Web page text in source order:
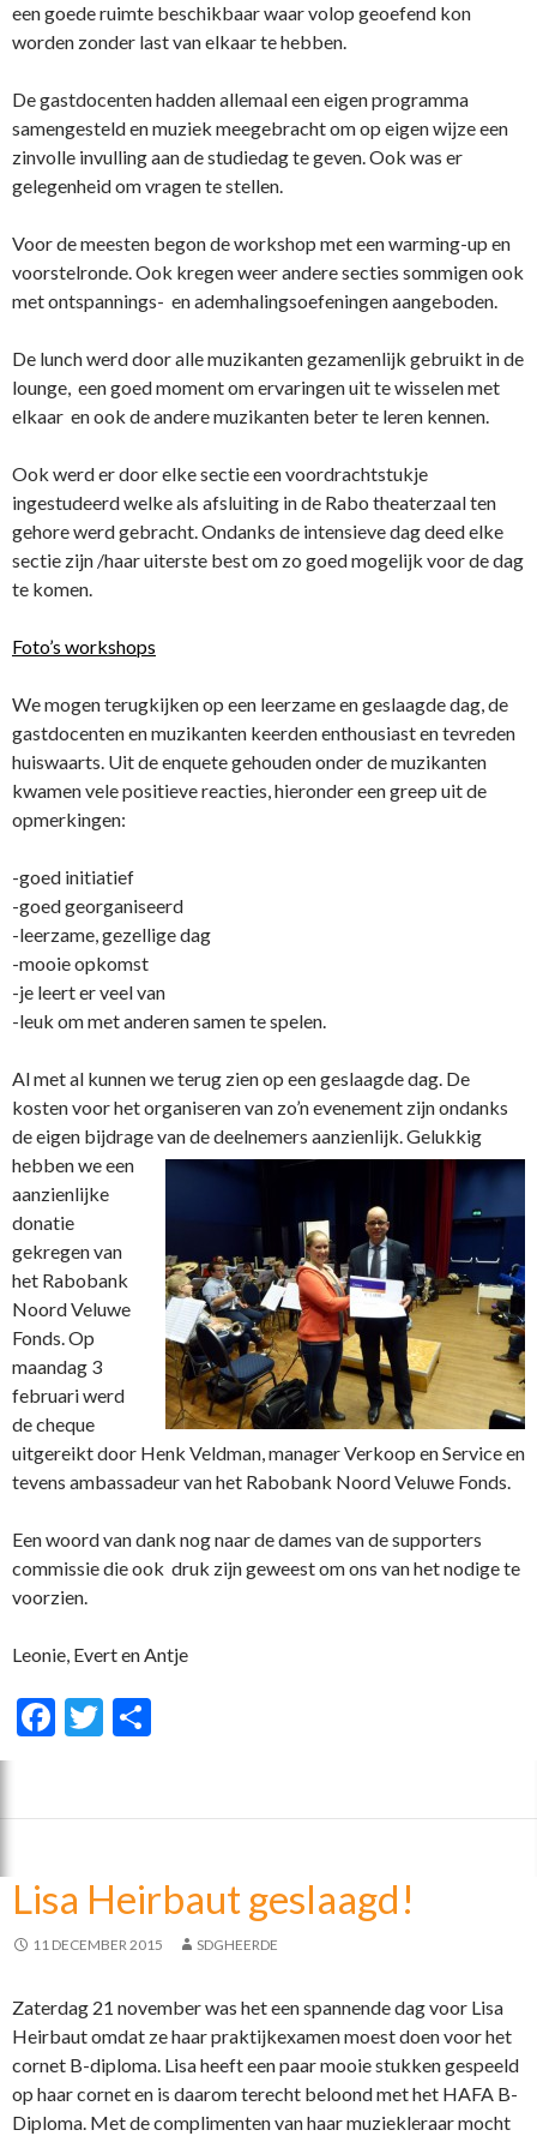
een goede ruimte beschikbaar waar volop geoefend kon
worden zonder last van elkaar te hebben.
De gastdocenten hadden allemaal een eigen programma
samengesteld en muziek meegebracht om op eigen wijze een
zinvolle invulling aan de studiedag te geven. Ook was er
gelegenheid om vragen te stellen.
Voor de meesten begon de workshop met een warming-up en
voorstelronde. Ook kregen weer andere secties sommigen ook
met ontspannings- en ademhalingsoefeningen aangeboden.
De lunch werd door alle muzikanten gezamenlijk gebruikt in de
lounge, een goed moment om ervaringen uit te wisselen met
elkaar en ook de andere muzikanten beter te leren kennen.
Ook werd er door elke sectie een voordrachtstukje
ingestudeerd welke als afsluiting in de Rabo theaterzaal ten
gehore werd gebracht. Ondanks de intensieve dag deed elke
sectie zijn /haar uiterste best om zo goed mogelijk voor de dag
te komen.
Foto’s workshops
We mogen terugkijken op een leerzame en geslaagde dag, de
gastdocenten en muzikanten keerden enthousiast en tevreden
huiswaarts. Uit de enquete gehouden onder de muzikanten
kwamen vele positieve reacties, hieronder een greep uit de
opmerkingen:
-goed initiatief
-goed georganiseerd
-leerzame, gezellige dag
-mooie opkomst
-je leert er veel van
-leuk om met anderen samen te spelen.
Al met al kunnen we terug zien op een geslaagde dag. De
kosten voor het organiseren van zo’n evenement zijn ondanks
de eigen bijdrage van de deelnemers aanzienlijk. Gelukkig
hebben we een
aanzienlijke
donatie
gekregen van
het Rabobank
Noord Veluwe
Fonds. Op
maandag 3
februari werd
de cheque
uitgereikt door Henk Veldman, manager Verkoop en Service en
tevens ambassadeur van het Rabobank Noord Veluwe Fonds.
Een woord van dank nog naar de dames van de supporters
commissie die ook druk zijn geweest om ons van het nodige te
voorzien.
Leonie, Evert en Antje
F
b
o
k
T
er n
Lisa Heirbaut geslaagd!
11 DECEMBER 2015 SDGHEERDE
Zaterdag 21 november was het een spannende dag voor Lisa
Heirbaut omdat ze haar praktijkexamen moest doen voor het
cornet B-diploma. Lisa heeft een paar mooie stukken gespeeld
op haar cornet en is daarom terecht beloond met het HAFA B-
Diploma. Met de complimenten van haar muziekleraar mocht